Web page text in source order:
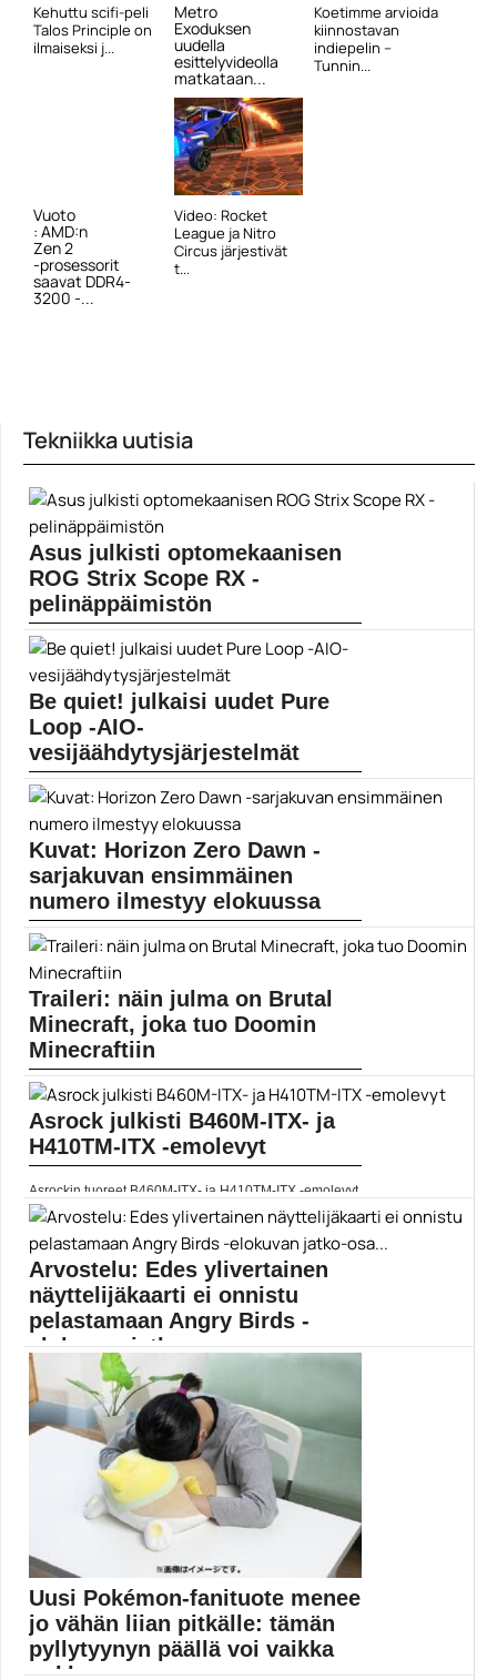
Kehuttu scifi-peli
Talos Principle on
ilmaiseksi j...
Metro
Exoduksen
uudella
esittelyvideolla
matkataan...
Koetimme arvioida
kiinnostavan
indiepelin –
Tunnin...
Vuoto
: AMD:n
Zen 2
-prosessorit
saavat DDR4-
3200 -...
Video: Rocket
League ja Nitro
Circus järjestivät
t...
Tekniikka uutisia
Asus julkisti optomekaanisen
ROG Strix Scope RX -
pelinäppäimistön
ROG Strix Scope RX -pelinäppäimistöstä löytyy
Asuksen omaa...
Asus
Be quiet! julkaisi uudet Pure
Loop -AIO-
vesijäähdytysjärjestelmät
Pure Loop -AIO-vesijäähdytysjärjestelmissä
keskitytään suorituskykyyn ja hiljaisuuteen.
Jäähdytysjärjestelmät...
AIO-vesijäähdytysjärjestelmä
Kuvat: Horizon Zero Dawn -
sarjakuvan ensimmäinen
numero ilmestyy elokuussa
Horizon Zero Dawn kääntyy sarjakuvaksi. Guerrilla
Horizon Zero Dawn
Traileri: näin julma on Brutal
Minecraft, joka tuo Doomin
Minecraftiin
Brutal Minecraft muuttaa Minecraftin todella häijyksi.
Brutal Minecraft...
Doom
Asrock julkisti B460M-ITX- ja
H410TM-ITX -emolevyt
Asrockin tuoreet B460M-ITX- ja H410TM-ITX -emolevyt
ovat tarkoitettu...
Asrock
Arvostelu: Edes ylivertainen
näyttelijäkaarti ei onnistu
pelastamaan Angry Birds -
elokuvan jatko-osa...
Rovion vihaiset linnut saapuvat toistumiseen
valkokankaalle, vaikka pahimmasta...
Angry Birds -elokuva
Uusi Pokémon-fanituote menee
jo vähän liian pitkälle: tämän
pyllytyynyn päällä voi vaikka
nukkua